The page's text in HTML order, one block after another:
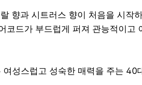
향과 시트러스 향이 처음을 시작
코드가 부드럽게 퍼져 관능적이고
여성스럽고 성숙한 매력을 주는 40